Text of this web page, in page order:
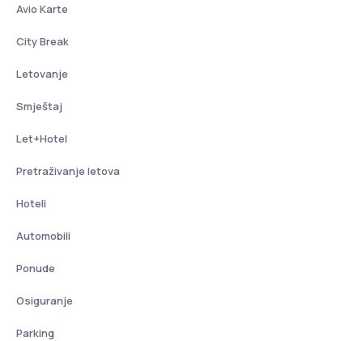
Avio Karte
City Break
Letovanje
Smještaj
Let+Hotel
Pretraživanje letova
Hoteli
Automobili
Ponude
Osiguranje
Parking